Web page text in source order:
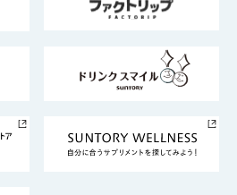
大阪
ステナビリティ経営